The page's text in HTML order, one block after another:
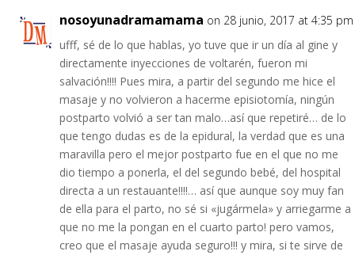
nosoyunadramamama on 28 junio, 2017 at 4:35 pm
ufff, sé de lo que hablas, yo tuve que ir un día al gine y
directamente inyecciones de voltarén, fueron mi
salvación!!!! Pues mira, a partir del segundo me hice el
masaje y no volvieron a hacerme episiotomía, ningún
postparto volvió a ser tan malo…así que repetiré… de lo
que tengo dudas es de la epidural, la verdad que es una
maravilla pero el mejor postparto fue en el que no me
dio tiempo a ponerla, el del segundo bebé, del hospital
directa a un restauante!!!!… así que aunque soy muy fan
de ella para el parto, no sé si «jugármela» y arriegarme a
que no me la pongan en el cuarto parto! pero vamos,
creo que el masaje ayuda seguro!!! y mira, si te sirve de